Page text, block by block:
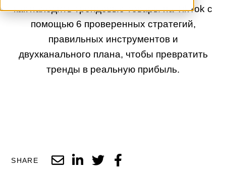
как находить трендовые товары на TikTok с
помощью 6 проверенных стратегий,
правильных инструментов и
двухканального плана, чтобы превратить
тренды в реальную прибыль.
SHARE